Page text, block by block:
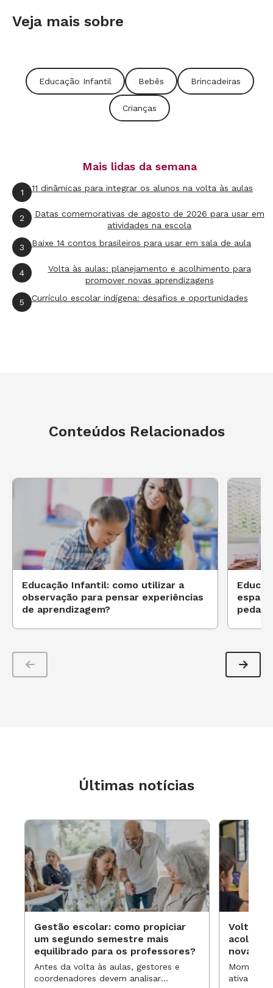
Veja mais sobre
Educação Infantil Bebês Brincadeiras
Crianças
Mais lidas da semana
1 11 dinâmicas para integrar os alunos na volta às aulas
2
Datas comemorativas de agosto de 2026 para usar em
atividades na escola
3 Baixe 14 contos brasileiros para usar em sala de aula
4
Volta às aulas: planejamento e acolhimento para
promover novas aprendizagens
5 Currículo escolar indígena: desafios e oportunidades
Conteúdos Relacionados
Educação Infantil: como utilizar a
observação para pensar experiências
de aprendizagem?
Últimas notícias
Gestão escolar: como propiciar
um segundo semestre mais
equilibrado para os professores?
Antes da volta às aulas, gestores e
coordenadores devem analisar
Volta às
novas
ativa